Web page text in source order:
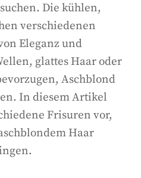
Die kühlen,
verschiedenen
Eleganz und
glattes Haar oder
Aschblond
In diesem Artikel
Frisuren vor,
Haar